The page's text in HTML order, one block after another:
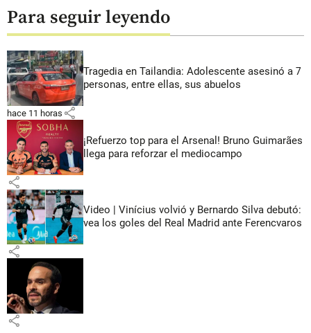
Para seguir leyendo
Tragedia en Tailandia: Adolescente asesinó a 7
personas, entre ellas, sus abuelos
hace 11 horas share
¡Refuerzo top para el Arsenal! Bruno Guimarães
llega para reforzar el mediocampo
share
Video | Vinícius volvió y Bernardo Silva debutó:
vea los goles del Real Madrid ante Ferencvaros
share
share